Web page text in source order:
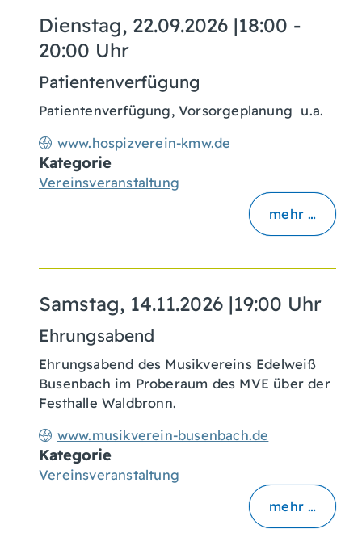
Dienstag, 22.09.2026 |18:00 -
20:00 Uhr
Patientenverfügung
www.hospizverein-kmw.de
Patientenverfügung, Vorsorgeplanung u.a.
Kategorie
Vereinsveranstaltung
mehr …
Samstag, 14.11.2026 |19:00 Uhr
Ehrungsabend
www.musikverein-busenbach.de
Ehrungsabend des Musikvereins Edelweiß
Busenbach im Proberaum des MVE über der
Festhalle Waldbronn.
Kategorie
Vereinsveranstaltung
mehr …